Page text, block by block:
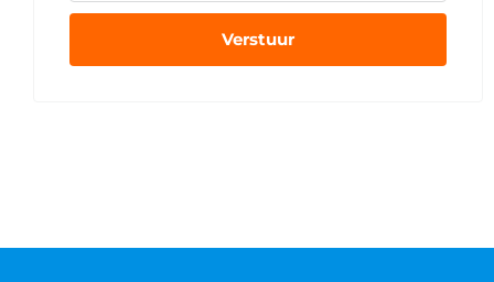
Verstuur